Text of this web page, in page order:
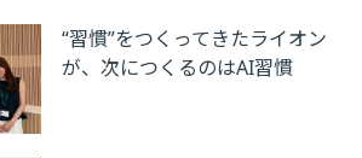
“習慣”をつくってきたライオン
が、次につくるのはAI習慣